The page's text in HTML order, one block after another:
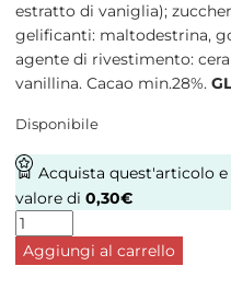
estratto di vaniglia);
gelificanti: maltodestrina,
agente di rivestimento:
vanillina. Cacao min.28%.
Disponibile
Acquista quest'articolo
valore di 0,30€
CIOCO
PASSION
CARAMELLO
Aggiungi al carrello